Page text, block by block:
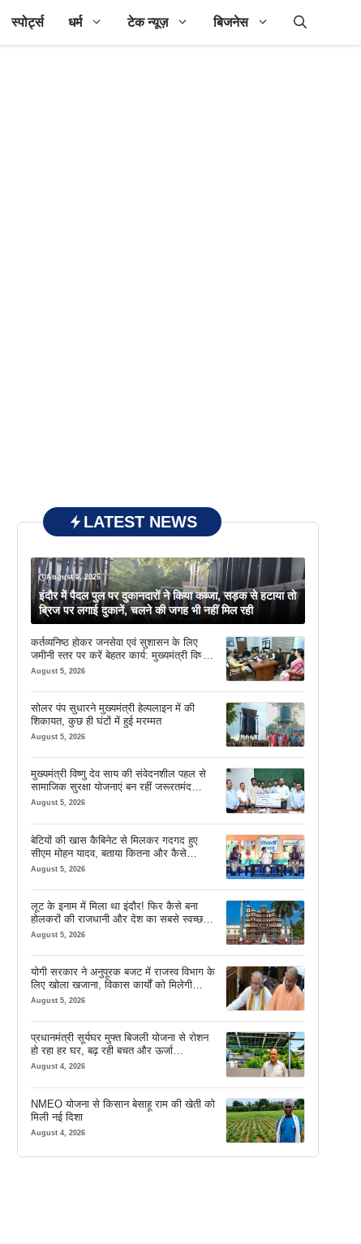
स्पोर्ट्स धर्म टेक न्यूज़ बिजनेस
LATEST NEWS
August 5, 2026
इंदौर में पैदल पुल पर दुकानदारों ने किया कब्जा, सड़क से हटाया तो
ब्रिज पर लगाई दुकानें, चलने की जगह भी नहीं मिल रही
कर्तव्यनिष्ठ होकर जनसेवा एवं सुशासन के लिए
जमीनी स्तर पर करें बेहतर कार्य: मुख्यमंत्री विष्णु
देव साय
August 5, 2026
सोलर पंप सुधारने मुख्यमंत्री हेल्पलाइन में की
शिकायत, कुछ ही घंटों में हुई मरम्मत
August 5, 2026
मुख्यमंत्री विष्णु देव साय की संवेदनशील पहल से
सामाजिक सुरक्षा योजनाएं बन रहीं जरूरतमंद
परिवारों का मजबूत सहारा
August 5, 2026
बेटियों की खास कैबिनेट से मिलकर गदगद हुए
सीएम मोहन यादव, बताया कितना और कैसे
इस्तेमाल करें AI
August 5, 2026
लूट के इनाम में मिला था इंदौर! फिर कैसे बना
होलकरों की राजधानी और देश का सबसे स्वच्छ
शहर? जानें पूरी कहानी
August 5, 2026
योगी सरकार ने अनुपूरक बजट में राजस्व विभाग के
लिए खोला खजाना, विकास कार्यों को मिलेगी
रफ्तार
August 5, 2026
प्रधानमंत्री सूर्यघर मुफ्त बिजली योजना से रोशन
हो रहा हर घर, बढ़ रही बचत और ऊर्जा
आत्मनिर्भरता
August 4, 2026
NMEO योजना से किसान बेसाहू राम की खेती को
मिली नई दिशा
August 4, 2026